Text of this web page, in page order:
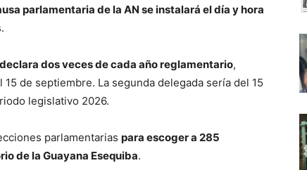
parlamentaria de la AN se instalará el día y hora
dos veces de cada año reglamentario,
de septiembre. La segunda delegada sería del 15
legislativo 2026.
parlamentarias para escoger a 285
de la Guayana Esequiba.